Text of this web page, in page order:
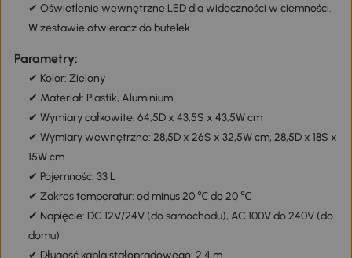
✔ Oświetlenie wewnętrzne LED dla widoczności w ciemności.
W zestawie otwieracz do butelek
Parametry:
✔ Kolor: Zielony
✔ Materiał: Plastik, Aluminium
✔ Wymiary całkowite: 64,5D x 43,5S x 43,5W cm
✔ Wymiary wewnętrzne: 28,5D x 26S x 32,5W cm, 28,5D x 18S x
15W cm
✔ Pojemność: 33 L
✔ Zakres temperatur: od minus 20 ℃ do 20 ℃
✔ Napięcie: DC 12V/24V (do samochodu), AC 100V do 240V (do
domu)
✔ Długość kabla stałoprądowego: 2,4 m